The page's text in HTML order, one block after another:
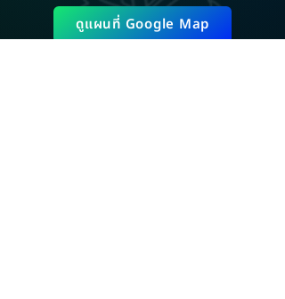
ดูแผนที่ Google Map